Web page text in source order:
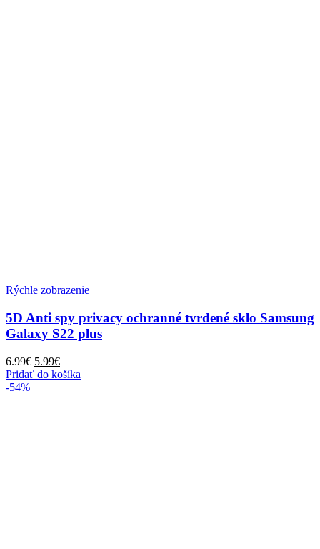
Rýchle zobrazenie
5D Anti spy privacy ochranné tvrdené sklo Samsung
Galaxy S22 plus
6.99€ Pôvodná
cena
5.99€Aktuálna
cena
Pridať do košíka
-54%